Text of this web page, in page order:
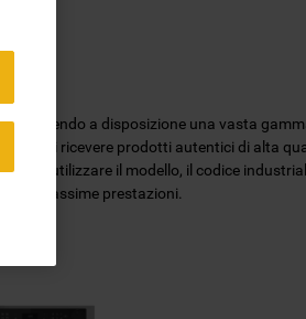
mettendo a disposizione una vasta
certo di ricevere prodotti autentici di alta
utilizzare il modello, il codice
le massime prestazioni.